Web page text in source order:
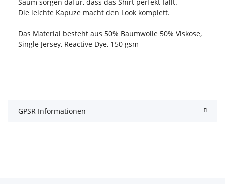
Die leichte Kapuze macht den Look komplett.
Das Material besteht aus 50% Baumwolle 50% Viskose,
Single Jersey, Reactive Dye, 150 gsm
GPSR Informationen